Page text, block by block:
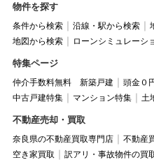
物件を探す
条件から検索 沿線・駅から検索
地図から検索
ローンシミュレーシ
特集ページ
仲介手数料無料 新築戸建 頭金０
中古戸建特集
マンション特集 土
不動産売却・買取
奈良県の不動産買取専門店 不動産
空き家買取
訳アリ・事故物件の買